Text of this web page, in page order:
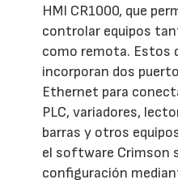
HMI CR1000, que
controlar equipos
como remota. Estos
incorporan dos
Ethernet para
PLC, variadores,
barras y otros
el software Crimson
configuración